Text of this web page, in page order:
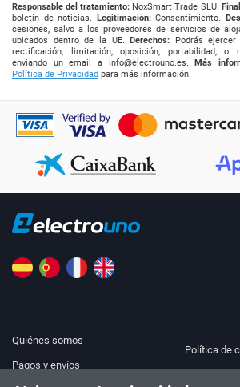
Responsable del tratamiento: NoxSmart Trade SLU.
boletín de noticias. Legitimación:Consentimiento.
cesiones, salvo a los proveedores de servicios de
ubicados dentro de la UE.Derechos: Podrás
rectificación, limitación, oposición, portabilidad, o
enviando un email a info@electrouno.es.Más
Política de Privacidad para más información.
Quiénes somos
Pagos y envíos
Política de